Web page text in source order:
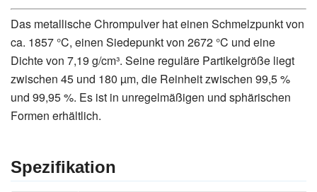
Das metallische Chrompulver hat einen Schmelzpunkt von
ca. 1857 °C, einen Siedepunkt von 2672 °C und eine
Dichte von 7,19 g/cm³. Seine reguläre Partikelgröße liegt
zwischen 45 und 180 µm, die Reinheit zwischen 99,5 %
und 99,95 %. Es ist in unregelmäßigen und sphärischen
Formen erhältlich.
Spezifikation